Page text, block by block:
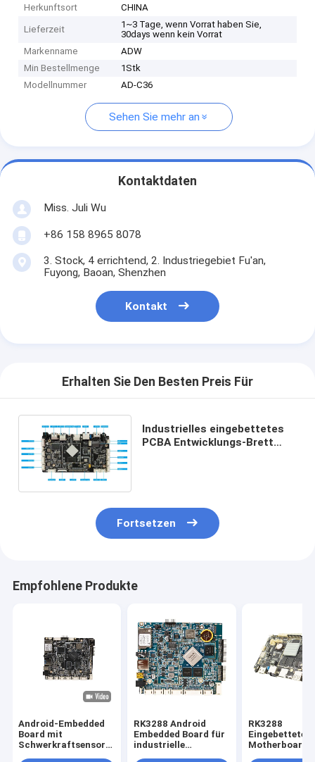
Herkunftsort
CHINA
Lieferzeit
1~3 Tage, wenn Vorrat haben Sie,
30days wenn kein Vorrat
Markenname
ADW
Min Bestellmenge
1Stk
Modellnummer
AD-C36
Sehen Sie mehr an
Kontaktdaten
Miss. Juli Wu
+86 158 8965 8078
3. Stock, 4 errichtend, 2. Industriegebiet Fu'an,
Fuyong, Baoan, Shenzhen
Kontakt
Erhalten Sie Den Besten Preis Für
Industrielles eingebettetes
PCBA Entwicklungs-Brett
Fortsetzen
Empfohlene Produkte
Android-Embedded
Board mit
Schwerkraftsensor
RK3288 Android
Embedded Board für
industrielle
RK3288
Eingebettetes
Motherboard